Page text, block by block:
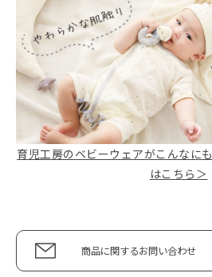
育児工房のベビーウェアがこんなに
はこちら＞
商品に関するお問い合わせ